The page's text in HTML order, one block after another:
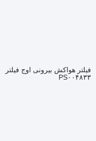
فیلتر هواکش بیرونی اوج فیلتر
PS۰۰۴۸۳۳